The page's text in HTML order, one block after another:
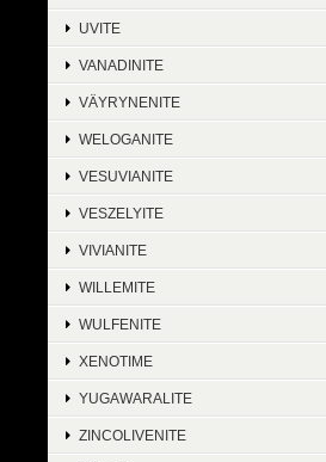
UVITE
VANADINITE
VÄYRYNENITE
WELOGANITE
VESUVIANITE
VESZELYITE
VIVIANITE
WILLEMITE
WULFENITE
XENOTIME
YUGAWARALITE
ZINCOLIVENITE